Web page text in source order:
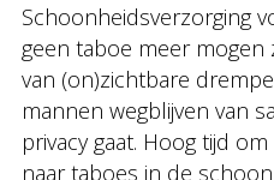
Schoonheidsverzorging
geen taboe meer mogen
van (on)zichtbare
mannen wegblijven van
privacy gaat. Hoog tijd
naar taboes in de